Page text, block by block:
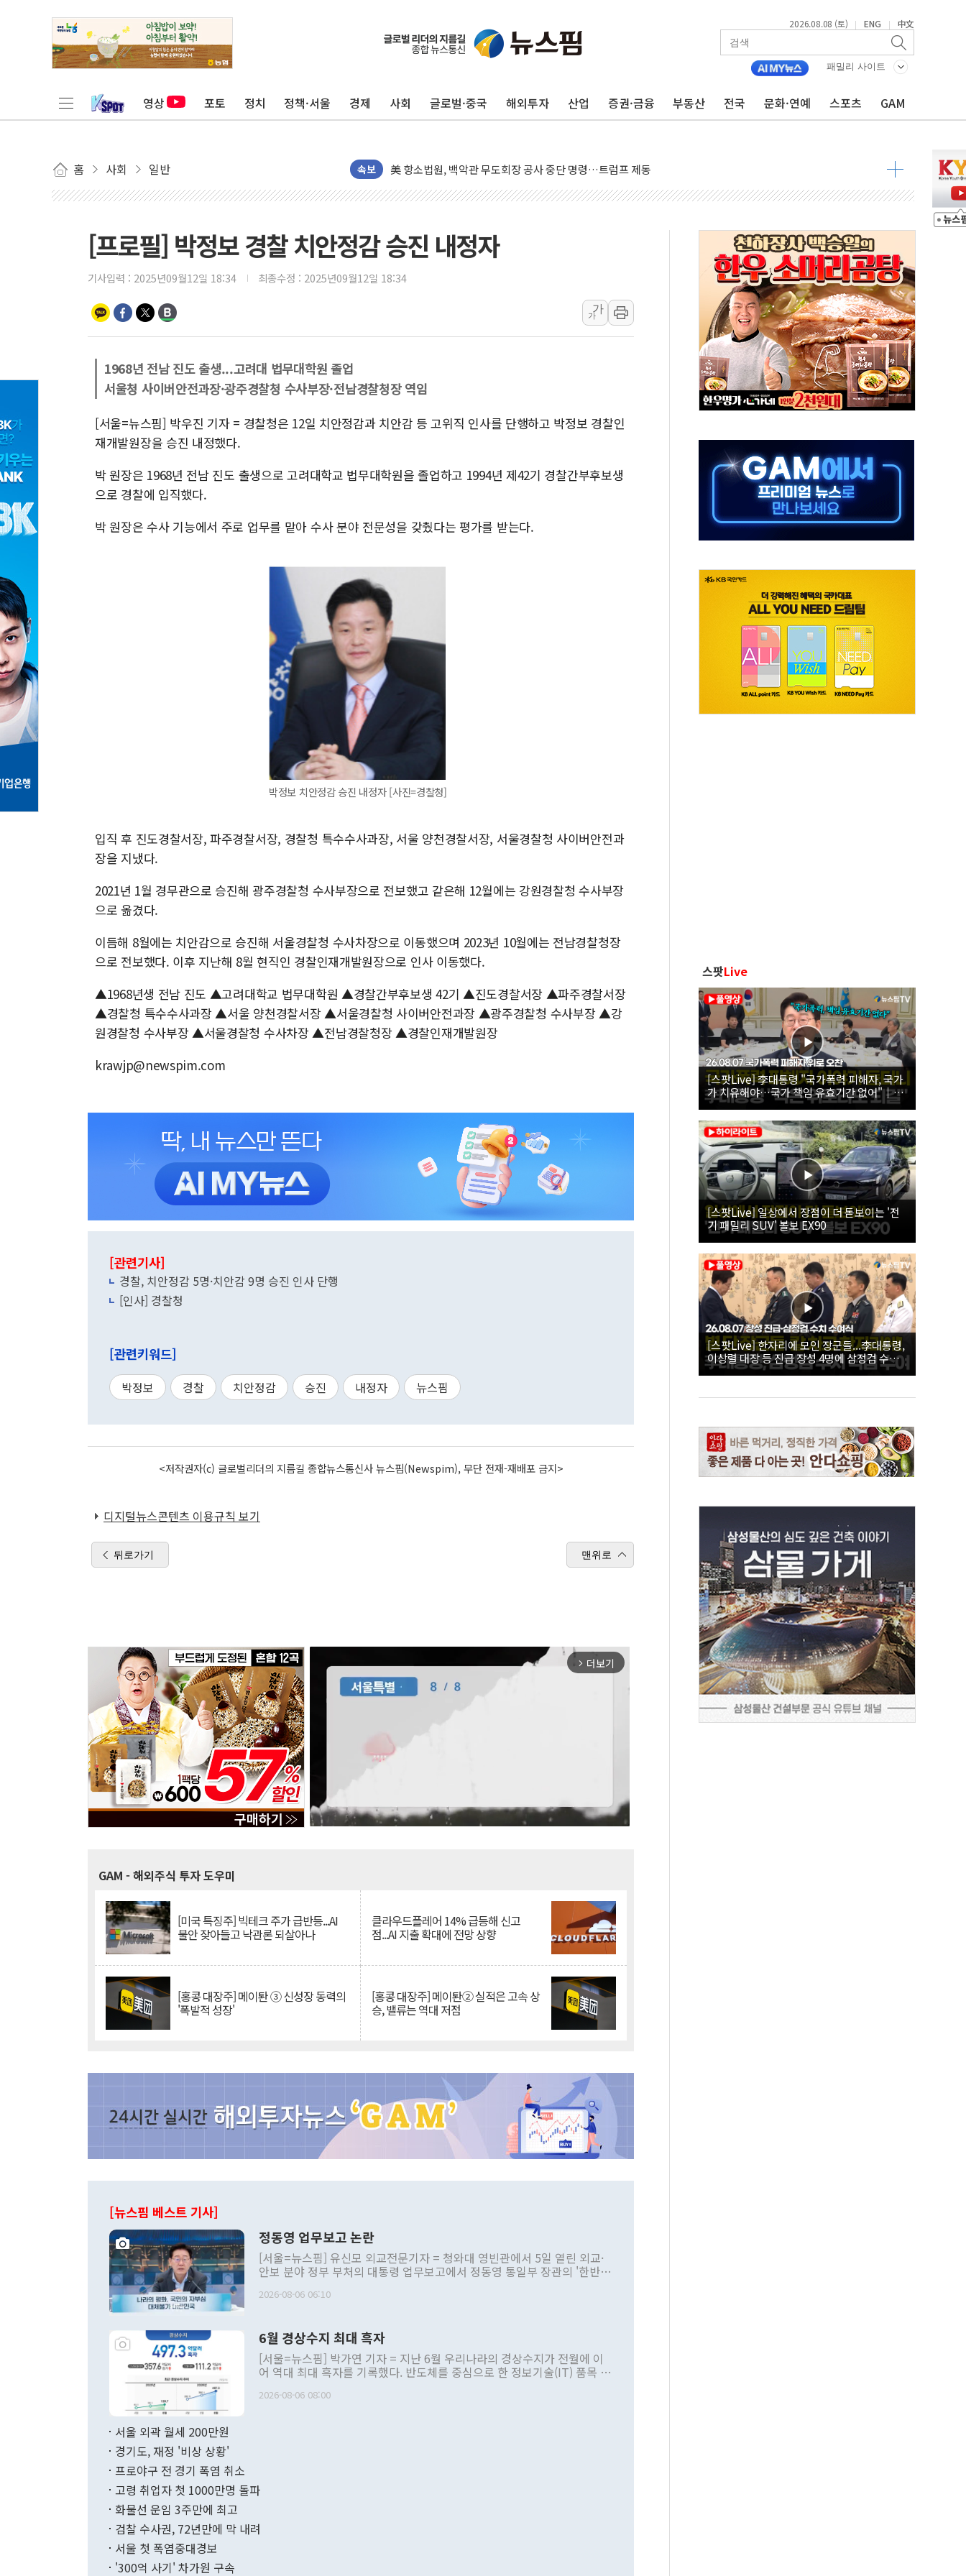
2026.08.08 (토) | ENG | 中文
패밀리 사이트
영상 포토 정치 정책·서울 경제 사회 글로벌·중국 해외투자 산업 증권·금융 부동산 전국 문화·연예 스포츠 GAM
홈 사회 일반 속보
트럼프, 쿡 연준 이사 해임 재추진…"26일까지 의혹 소명" 요구
유럽증시, 美 고용 예상 밖 부진에 연준 금리 인상 가능성 낮아지며 상승… STOXX 600 지수는 나흘 연속 최고치
미 연준 매파 기세 꺾이나…고용 감소에 9월 동결 전망 우세
[종합] 이슬람 수니파 3국, '공동방위협정' 체결… 이스라엘·이란 위협에 맞설 자체 억지력 강화
美 항소법원, 백악관 무도회장 공사 중단 명령…트럼프 제동
이란 핵심 원유 수출항 '하르그섬', 최근 1주일 이상 '올스톱'… 美 해상봉쇄 영향
[AI MY 뉴스] 뉴욕 반도체주 프리뷰...美 고용 쇼크에 반도체주 '활짝'
뉴욕증시 프리뷰, 美 고용 쇼크에 금리 인상 우려 후퇴…나스닥 선물 1%대 상승
[종합] 美 7월 고용 2만3000명 감소 '쇼크'…9월 금리 인상 기대 후퇴
[사진] 이슬람 수니파 3개국, 공동방위협정 체결
뉴욕증시 개장 전 특징주...아틀라시안·클라우드플레어·태양광주↑ VS 트레이드데스크·웬디스↓
보훈부, 미 DPAA와 MOU… "6·25 미군 실종자 7359명 끝까지 찾겠다"
특정 정치인 측근 포항시 정책특보 내정설...포항시 '시끌'
李 "해남 태양광, 대한민국 다음 100년 밑거름…수도권 집중 완화 전환점"
李 대통령, '6시간 마라톤 부동산 2차 회의' 주재… "전폭적 공급 확대·속도전 총력"
[사진] 빈살만과 에르도안의 만남
[프로필] 박정보 경찰 치안정감 승진 내정자
기사입력 : 2025년09월12일 18:34 최종수정 : 2025년09월12일 18:34
가
가
1968년 전남 진도 출생...고려대 법무대학원 졸업
서울청 사이버안전과장·광주경찰청 수사부장·전남경찰청장 역임
[서울=뉴스핌] 박우진 기자 = 경찰청은 12일 치안정감과 치안감 등 고위직 인사를 단행하고 박정보 경찰인
재개발원장을 승진 내정했다.
박 원장은 1968년 전남 진도 출생으로 고려대학교 법무대학원을 졸업하고 1994년 제42기 경찰간부후보생
으로 경찰에 입직했다.
박 원장은 수사 기능에서 주로 업무를 맡아 수사 분야 전문성을 갖췄다는 평가를 받는다.
박정보 치안정감 승진 내정자 [사진=경찰청]
입직 후 진도경찰서장, 파주경찰서장, 경찰청 특수수사과장, 서울 양천경찰서장, 서울경찰청 사이버안전과
장을 지냈다.
2021년 1월 경무관으로 승진해 광주경찰청 수사부장으로 전보했고 같은해 12월에는 강원경찰청 수사부장
으로 옮겼다.
이듬해 8월에는 치안감으로 승진해 서울경찰청 수사차장으로 이동했으며 2023년 10월에는 전남경찰청장
으로 전보했다. 이후 지난해 8월 현직인 경찰인재개발원장으로 인사 이동했다.
▲1968년생 전남 진도 ▲고려대학교 법무대학원 ▲경찰간부후보생 42기 ▲진도경찰서장 ▲파주경찰서장
▲경찰청 특수수사과장 ▲서울 양천경찰서장 ▲서울경찰청 사이버안전과장 ▲광주경찰청 수사부장 ▲강
원경찰청 수사부장 ▲서울경찰청 수사차장 ▲전남경찰청장 ▲경찰인재개발원장
krawjp@newspim.com
[관련기사]
경찰, 치안정감 5명·치안감 9명 승진 인사 단행
[인사] 경찰청
[관련키워드]
박정보 경찰 치안정감 승진 내정자 뉴스핌
<저작권자(c) 글로벌리더의 지름길 종합뉴스통신사 뉴스핌(Newspim), 무단 전재-재배포 금지>
디지털뉴스콘텐츠 이용규칙 보기
뒤로가기 맨위로
arrow_forward_ios 더보기
GAM - 해외주식 투자 도우미
[미국 특징주] 빅테크 주가 급반등...AI
불안 잦아들고 낙관론 되살아나
클라우드플레어 14% 급등해 신고
점...AI 지출 확대에 전망 상향
[홍콩 대장주] 메이퇀 ③ 신성장 동력의
'폭발적 성장'
[홍콩 대장주] 메이퇀② 실적은 고속 상
승, 밸류는 역대 저점
[뉴스핌 베스트 기사]
정동영 업무보고 논란
[서울=뉴스핌] 유신모 외교전문기자 = 청와대 영빈관에서 5일 열린 외교·
안보 분야 정부 부처의 대통령 업무보고에서 정동영 통일부 장관의 '한반도
발언 중에는 정부 내 조율을 거치지 않은 사안을 정책으로 추진하겠다고 공
주의적 희망에 근거한 비현실적 구상'이라는 비판을 내놨다. 그동안 정 장
관의 대북 정책 관련 발언이 물의를 빚은 적은 여러 번 있지만 대통령과 유
관 부처 장관이 공개적으로 부정적 입장을 표명한 것은 이례적이다. 정 장
관의 무리한 대북 접근법과 월권을 제어해야 한다는 목소리도 높아지고 있
다. [정동영 통일부 장관이 지난달 23일 오후 서울 종로구 정부서울청사에
무너졌다고도 했다. 또 "현 시점에서 흘러간 선(先)비핵화만 되뇌는 것은
함께 4자 대화의 동력을 확보하기 위해 최선을 다할 것"이라고 말했다. 하
2026-08-06 06:10
6월 경상수지 최대 흑자
[서울=뉴스핌] 박가연 기자 = 지난 6월 우리나라의 경상수지가 전월에 이
어 역대 최대 흑자를 기록했다. 반도체를 중심으로 한 정보기술(IT) 품목 수
료=한국은행] 한국은행이 6일 발표한 '2026년 6월 국제수지(잠정)'에 따르
며 월간 기준 처음으로 1000억달러를 넘어섰다. 상품수입은 644억8000만
196.9% 급증했고 컴퓨터·주변기기(SSD)는 282.7% 증가했다. IT 품목
수출은 160.4% 늘었으며 비IT 품목도 ▲석유제품(47.5%) ▲화공품
2026-08-06 08:00
서울 외곽 월세 200만원
경기도, 재정 '비상 상황'
프로야구 전 경기 폭염 취소
고령 취업자 첫 1000만명 돌파
화물선 운임 3주만에 최고
검찰 수사권, 72년만에 막 내려
서울 첫 폭염중대경보
'300억 사기' 차가원 구속
스팟Live
[스팟Live] 李대통령 "국가폭력 피해자, 국가
가 치유해야…국가 책임 유효기간 없어"｜
26.08.07 국가폭력 피해자 위로 오찬
[스팟Live] 일상에서 장점이 더 돋보이는 '전
기 패밀리 SUV' 볼보 EX90
[스팟Live] 한자리에 모인 장군들...李대통령,
이상렬 대장 등 진급 장성 4명에 삼정검 수치
직접 수여｜26.08.07 장성 진급·삼정검 수치